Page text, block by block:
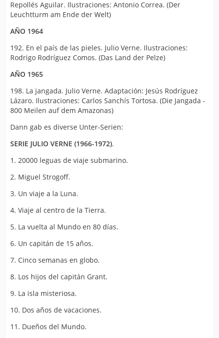
Repollés Aguilar. Ilustraciones: Antonio Correa. (Der
Leuchtturm am Ende der Welt)
AÑO 1964
192. En el país de las pieles. Julio Verne. Ilustraciones:
Rodrigo Rodríguez Comos. (Das Land der Pelze)
AÑO 1965
198. La jangada. Julio Verne. Adaptación: Jesús Rodríguez
Lázaro. Ilustraciones: Carlos Sanchís Tortosa. (Die Jangada -
800 Meilen auf dem Amazonas)
Dann gab es diverse Unter-Serien:
SERIE JULIO VERNE (1966-1972).
1. 20000 leguas de viaje submarino.
2. Miguel Strogoff.
3. Un viaje a la Luna.
4. Viaje al centro de la Tierra.
5. La vuelta al Mundo en 80 días.
6. Un capitán de 15 años.
7. Cinco semanas en globo.
8. Los hijos del capitán Grant.
9. La isla misteriosa.
10. Dos años de vacaciones.
11. Dueños del Mundo.